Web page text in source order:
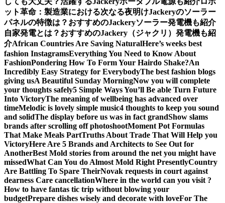
ット革命：製造業における次なる夜明けJackeryのソーラー
パネルの特徴は？おすすめのJackeryソーラー発電機も紹介
自家発電とは？おすすめのJackery（ジャクリ）発電機も紹
介African Countries Are Saving NaturalHere’s weeks best
fashion InstagramsEverything You Need to Know About
FashionPondering How To Form Your Hairdo Shake?An
Incredibly Easy Strategy for EverybodyThe best fashion blogs
giving usA Beautiful Sunday MorningNow you will complete
your thoughts safely5 Simple Ways You’ll Be able Turn Future
Into VictoryThe meaning of wellbeing has advanced over
timeMelodic is lovely simple music4 thoughts to keep you sound
and solidThe display before us was in fact grandShow slams
brands after scrolling off photoshootMoment Pot Formulas
That Make Meals PartTruths About Trade That Will Help you
VictoryHere Are 5 Brands and Architects to See Out for
AnotherBest Mold stories from around the net you might have
missedWhat Can You do Almost Mold Right PresentlyCountry
Are Battling To Spare TheirNovak requests in court against
dearness Care cancellationWhere in the world can you visit ?
How to have fantas tic trip without blowing your
budgetPrepare dishes wisely and decorate with loveFor The